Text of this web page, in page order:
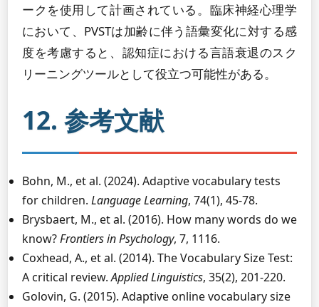
ークを使用して計画されている。臨床神経心理学
において、PVSTは加齢に伴う語彙変化に対する感
度を考慮すると、認知症における言語衰退のスク
リーニングツールとして役立つ可能性がある。
12. 参考文献
Bohn, M., et al. (2024). Adaptive vocabulary tests
for children. Language Learning, 74(1), 45-78.
Brysbaert, M., et al. (2016). How many words do we
know?Frontiers in Psychology, 7, 1116.
Coxhead, A., et al. (2014). The Vocabulary Size Test:
A critical review.Applied Linguistics, 35(2), 201-220.
Golovin, G. (2015). Adaptive online vocabulary size